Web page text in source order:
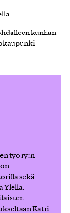
kunhan
työ ry:n
sekä
Ylellä.
Katri